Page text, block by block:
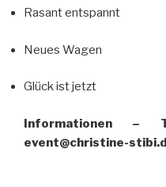
Rasant entspannt
Neues Wagen
Glück ist jetzt
Informationen –
event@christine-